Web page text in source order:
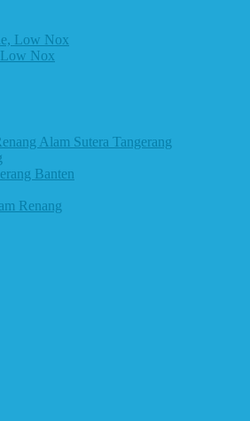
Low Nox
Alam Sutera Tangerang
Banten
Renang